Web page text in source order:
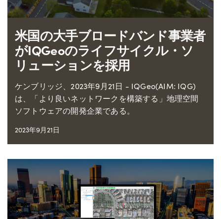
米国の大手ブロードバンド事業者
がIQGeoのライフサイクル・ソ
リューションを採用
ケンブリッジ、2023年9月21日 - IQGeo(AIM: IQG)
は、「より良いネットワークを構築する」地理空間
ソフトウェアの開発企業である。
2023年9月21日